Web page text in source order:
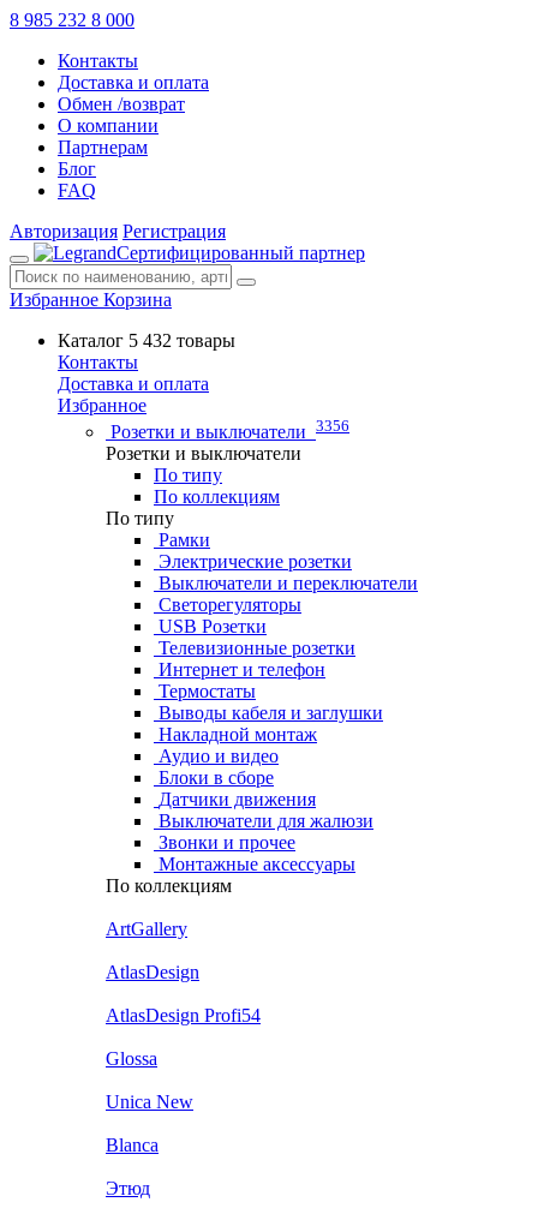
8 985 232 8 000
Контакты
Доставка и оплата
Обмен /возврат
О компании
Партнерам
Блог
FAQ
Авторизация Регистрация
Сертифицированный партнер
Избранное Корзина
Каталог 5 432 товары
Контакты
Доставка и оплата
Избранное
Розетки и выключатели 3356
Розетки и выключатели
По типу
По коллекциям
По типу
Рамки
Электрические розетки
Выключатели и переключатели
Светорегуляторы
USB Розетки
Телевизионные розетки
Интернет и телефон
Термостаты
Выводы кабеля и заглушки
Накладной монтаж
Аудио и видео
Блоки в сборе
Датчики движения
Выключатели для жалюзи
Звонки и прочее
Монтажные аксессуары
По коллекциям
ArtGallery
AtlasDesign
AtlasDesign Profi54
Glossa
Unica New
Blanca
Этюд